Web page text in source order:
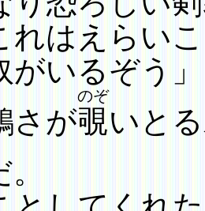
れはえらい
いるぞう」
さが覗
のぞ
いと